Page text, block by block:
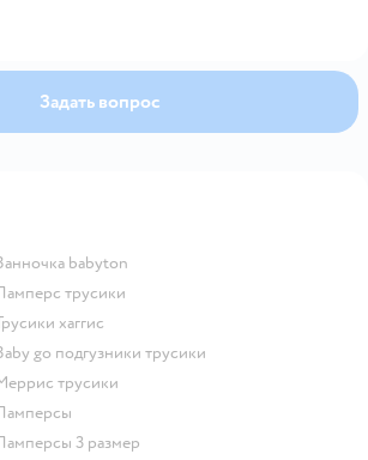
Задать вопрос
ванночка babyton
памперс трусики
трусики хаггис
baby go подгузники трусики
меррис трусики
памперсы
памперсы 3 размер